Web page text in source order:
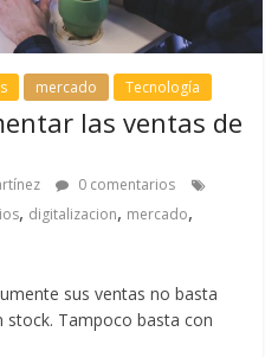
mercado Tecnología
las ventas de
0 comentarios
, digitalizacion, mercado,
sus ventas no basta
stock. Tampoco basta con